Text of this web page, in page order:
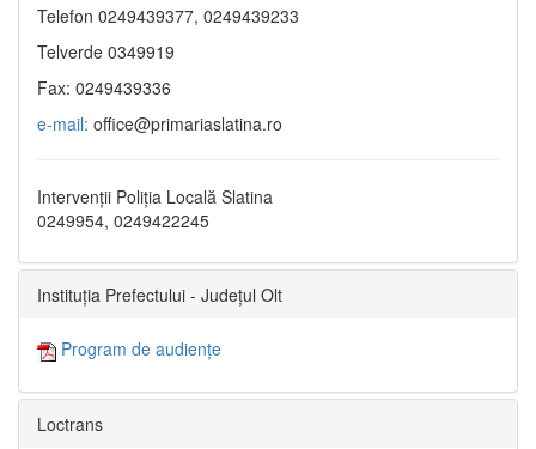
Telefon 0249439377, 0249439233
Telverde 0349919
Fax: 0249439336
e-mail: office@primariaslatina.ro
Intervenții Poliția Locală Slatina
0249954, 0249422245
Instituția Prefectului - Județul Olt
Program de audiențe
Loctrans